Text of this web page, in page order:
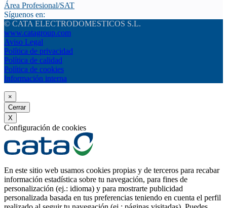
Área Profesional/SAT
Síguenos en:
© CATA ELECTRODOMESTICOS S.L.
www.catagroup.com
Aviso Legal
Política de privacidad
Política de calidad
Política de cookies
Información interna
×
Cerrar
X
Configuración de cookies
En este sitio web usamos cookies propias y de terceros para recabar
información estadística sobre tu navegación, para fines de
personalización (ej.: idioma) y para mostrarte publicidad
personalizada basada en tus preferencias teniendo en cuenta el perfil